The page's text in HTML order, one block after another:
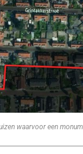
waarvoor een